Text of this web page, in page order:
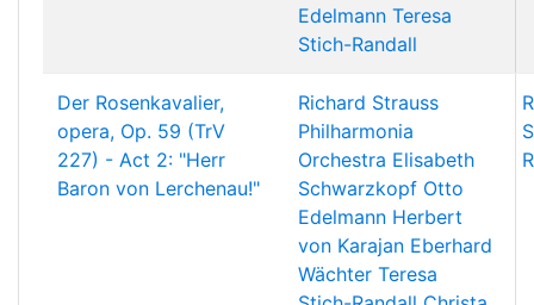
Edelmann Teresa
Stich-Randall
Der Rosenkavalier,
opera, Op. 59 (TrV
227) - Act 2: "Herr
Baron von Lerchenau!"
Richard Strauss
Philharmonia
Orchestra Elisabeth
Schwarzkopf Otto
Edelmann Herbert
von Karajan Eberhard
Wächter Teresa